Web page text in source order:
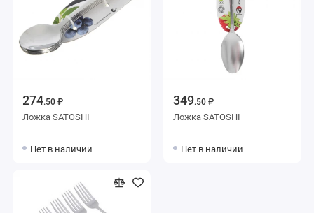
274.50 ₽
Ложка SATOSHI
Нет в наличии
349.50 ₽
Ложка SATOSHI
Нет в наличии